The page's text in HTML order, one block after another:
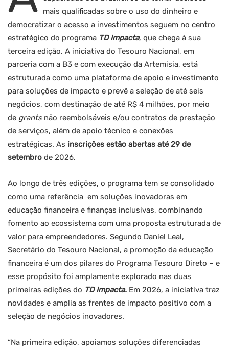
mais qualificadas sobre o uso do dinheiro e
democratizar o acesso a investimentos seguem no centro
estratégico do programa TD Impacta, que chega à sua
terceira edição. A iniciativa do Tesouro Nacional, em
parceria com a B3 e com execução da Artemisia, está
estruturada como uma plataforma de apoio e investimento
para soluções de impacto e prevê a seleção de até seis
negócios, com destinação de até R$ 4 milhões, por meio
de grantsnão reembolsáveis e/ou contratos de prestação
de serviços, além de apoio técnico e conexões
estratégicas. As inscrições estão abertas até 29 de
setembro de 2026.
Ao longo de três edições, o programa tem se consolidado
como uma referência em soluções inovadoras em
educação financeira e finanças inclusivas, combinando
fomento ao ecossistema com uma proposta estruturada de
valor para empreendedores. Segundo Daniel Leal,
Secretário do Tesouro Nacional, a promoção da educação
financeira é um dos pilares do Programa Tesouro Direto – e
esse propósito foi amplamente explorado nas duas
primeiras edições do TD Impacta. Em 2026, a iniciativa traz
novidades e amplia as frentes de impacto positivo com a
seleção de negócios inovadores.
“Na primeira edição, apoiamos soluções diferenciadas